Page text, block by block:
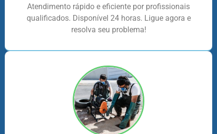
Atendimento rápido e eficiente por profissionais
qualificados. Disponível 24 horas. Ligue agora e
resolva seu problema!